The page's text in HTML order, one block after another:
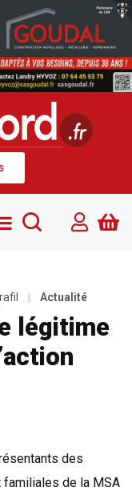
Actualité
légitime
des
de la MSA